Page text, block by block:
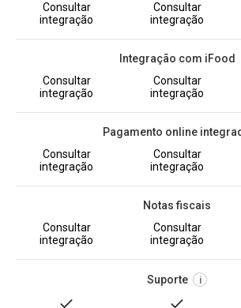
Consultar
integração
Consultar
integração
Integração com iFood
Consultar
integração
Consultar
integração
Pagamento online
Consultar
integração
Consultar
integração
Notas fiscais
Consultar
integração
Consultar
integração
Suporte i